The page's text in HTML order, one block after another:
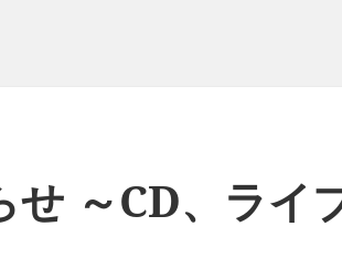
～CD、ライブ